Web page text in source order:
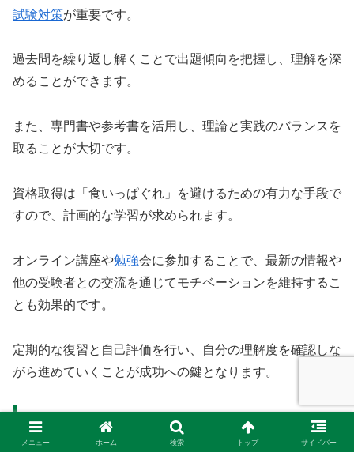
試験対策が重要です。
過去問を繰り返し解くことで出題傾向を把握し、理解を深
めることができます。
また、専門書や参考書を活用し、理論と実践のバランスを
取ることが大切です。
資格取得は「食いっぱぐれ」を避けるための有力な手段で
すので、計画的な学習が求められます。
オンライン講座や勉強会に参加することで、最新の情報や
他の受験者との交流を通じてモチベーションを維持するこ
とも効果的です。
定期的な復習と自己評価を行い、自分の理解度を確認しな
がら進めていくことが成功への鍵となります。
試験対策のポイント
メニュー ホーム 検索 トップ サイドバー